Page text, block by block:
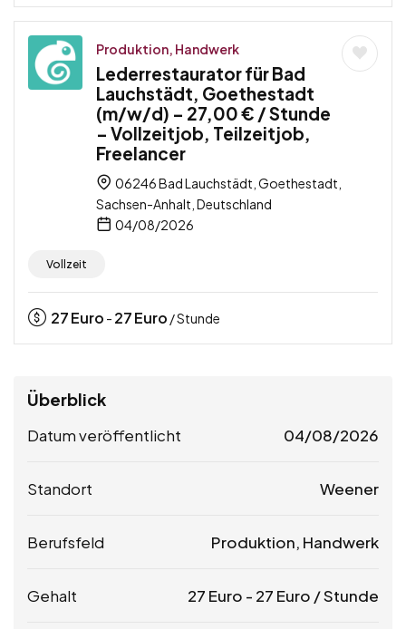
Produktion, Handwerk
Lederrestaurator für Bad
Lauchstädt, Goethestadt
(m/w/d) – 27,00 € / Stunde
– Vollzeitjob, Teilzeitjob,
Freelancer
06246 Bad Lauchstädt, Goethestadt,
Sachsen-Anhalt, Deutschland
04/08/2026
Vollzeit
27Euro - 27Euro / Stunde
Überblick
Datum veröffentlicht 04/08/2026
Standort Weener
Berufsfeld Produktion, Handwerk
Gehalt 27 Euro - 27 Euro / Stunde